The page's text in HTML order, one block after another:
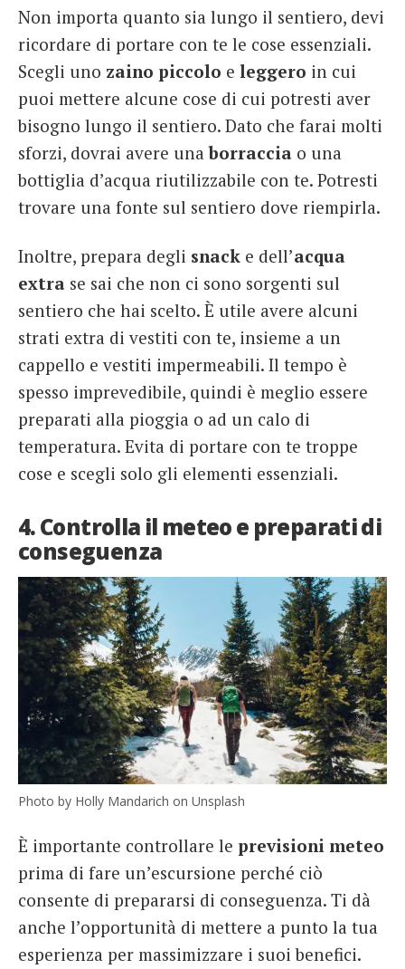
Non importa quanto sia lungo il sentiero, devi
ricordare di portare con te le cose essenziali.
Scegli uno zaino piccolo e leggero in cui
puoi mettere alcune cose di cui potresti aver
bisogno lungo il sentiero. Dato che farai molti
sforzi, dovrai avere unaborraccia o una
bottiglia d’acqua riutilizzabile con te. Potresti
trovare una fonte sul sentiero dove riempirla.
Inoltre, prepara degli snack e dell’acqua
extra se sai che non ci sono sorgenti sul
sentiero che hai scelto. È utile avere alcuni
strati extra di vestiti con te, insieme a un
cappello e vestiti impermeabili. Il tempo è
spesso imprevedibile, quindi è meglio essere
preparati alla pioggia o ad un calo di
temperatura. Evita di portare con te troppe
cose e scegli solo gli elementi essenziali.
4. Controlla il meteo e preparati di
conseguenza
Photo by Holly Mandarich on Unsplash
È importante controllare le previsioni meteo
prima di fare un’escursione perché ciò
consente di prepararsi di conseguenza. Ti dà
anche l’opportunità di mettere a punto la tua
esperienza per massimizzare i suoi benefici.